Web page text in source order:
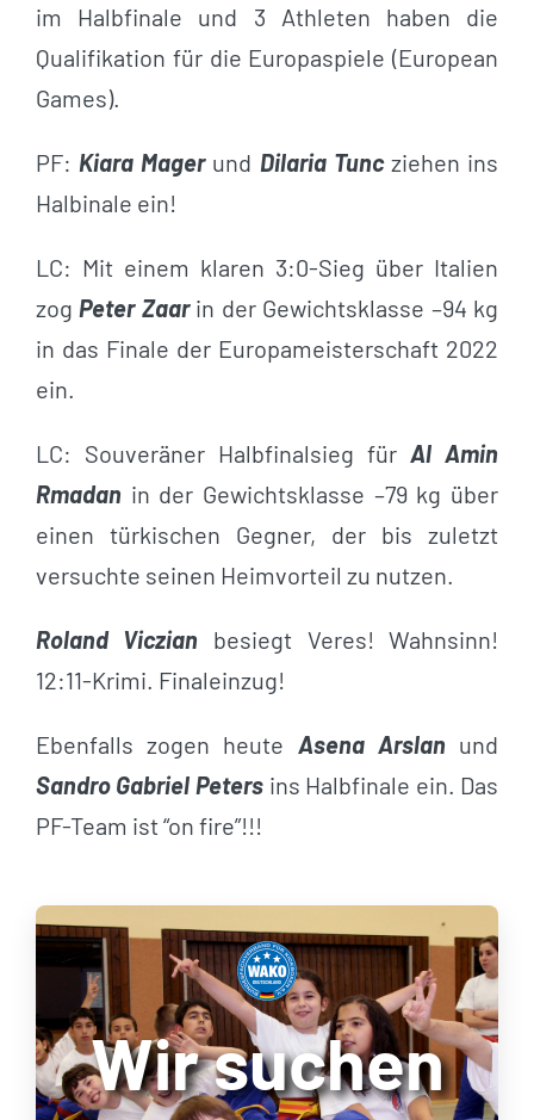
im Halbfinale und 3 Athleten haben die
Qualifikation für die Europaspiele (European
Games).
PF: Kiara Magerund Dilaria Tuncziehen ins
Halbinale ein!
LC: Mit einem klaren 3:0-Sieg über Italien
zog Peter Zaar in der Gewichtsklasse –94 kg
in das Finale der Europameisterschaft 2022
ein.
LC: Souveräner Halbfinalsieg für Al Amin
Rmadan in der Gewichtsklasse –79 kg über
einen türkischen Gegner, der bis zuletzt
versuchte seinen Heimvorteil zu nutzen.
Roland Viczian besiegt Veres! Wahnsinn!
12:11-Krimi. Finaleinzug!
Ebenfalls zogen heute Asena Arslan und
Sandro Gabriel Peters ins Halbfinale ein. Das
PF-Team ist “on fire”!!!
Wir suchen